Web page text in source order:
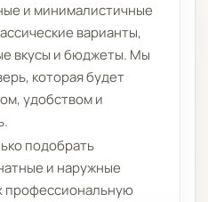
и минималистичные
варианты,
вкусы и бюджеты. Мы
которая будет
удобством и
подобрать
и наружные
профессиональную